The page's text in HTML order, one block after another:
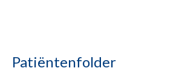
Patiëntenfolder